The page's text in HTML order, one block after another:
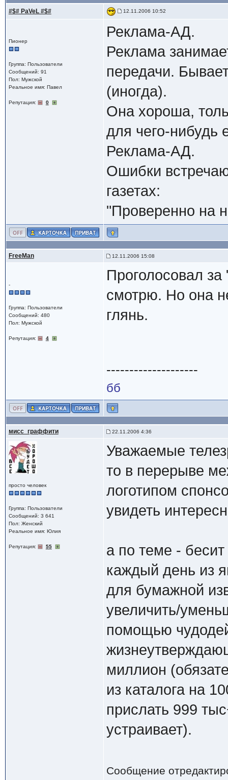
#$# PaVeL #$# 12.11.2006 10:52
Пионер
Группа: Пользователи
Сообщений: 91
Пол: Мужской
Реальное имя: Павел
Репутация: 0
Реклама-АД.
Реклама
передачи.
(иногда).
Она хороша,
для чего-нибудь
Реклама-АД.
Ошибки
газетах:
"Проверенно на
FreeMan 12.11.2006 15:08
-
Группа: Пользователи
Сообщений: 480
Пол: Мужской
Репутация: 4
Проголосовал за
смотрю. Но она
глянь.
--------------------
бб
мисс_граффити 22.11.2006 4:36
просто человек
Группа: Пользователи
Сообщений: 3 641
Пол: Женский
Реальное имя: Юлия
Репутация: 55
Уважаемые
то в перерыве
логотипом
увидеть
а по теме -
каждый день из
для бумажной
увеличить/
помощью
миллион
из каталога на
прислать 999
устраивает).
Сообщение